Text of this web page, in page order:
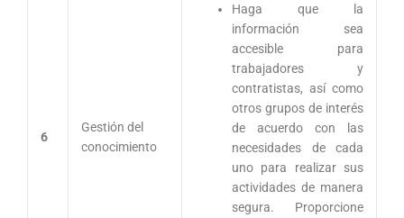
6
Gestión del
conocimiento
Haga que la
información sea
accesible para
trabajadores y
contratistas, así como
otros grupos de interés
de acuerdo con las
necesidades de cada
uno para realizar sus
actividades de manera
segura. Proporcione